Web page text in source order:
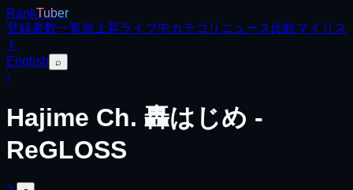
RankTuber
登録者数一覧急上昇ライブ中 カテゴリ ニュース 比較マイリス
ト
English
⌕
‹
Hajime Ch. 轟はじめ ‐
ReGLOSS